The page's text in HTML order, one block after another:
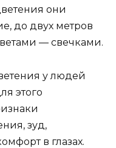
они
до двух метров
— свечками.
у людей
этого
зуд,
в глазах.